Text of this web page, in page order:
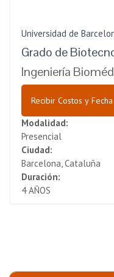
Universidad de
Grado de
Ingeniería
Recibir Costos y
Modalidad:
Presencial
Ciudad:
Barcelona, Cataluña
Duración:
4 AÑOS